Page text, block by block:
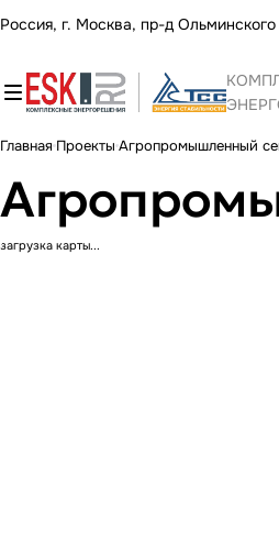
Россия, г. Москва, пр-д
Главная Проекты Агропромышленный
загрузка карты...